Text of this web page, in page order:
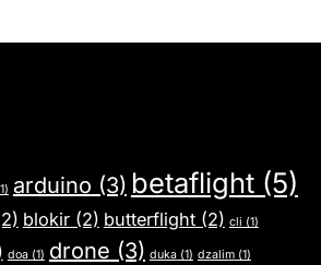
arduino (3) betaflight(5)
blokir(2) butterflight(2) cli (1)
doa(1) drone (3) duka(1) dzalim(1)